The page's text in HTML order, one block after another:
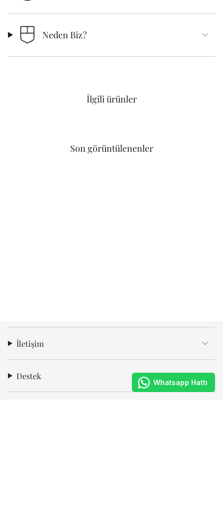
Neden Biz?
İlgili ürünler
Son görüntülenenler
İletişim
Destek
Whatsapp Hattı